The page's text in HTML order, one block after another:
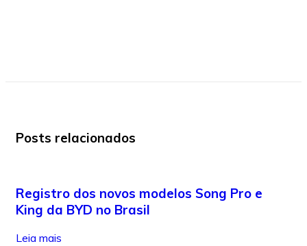
Posts relacionados
Registro dos novos modelos Song Pro e
King da BYD no Brasil
Leia mais